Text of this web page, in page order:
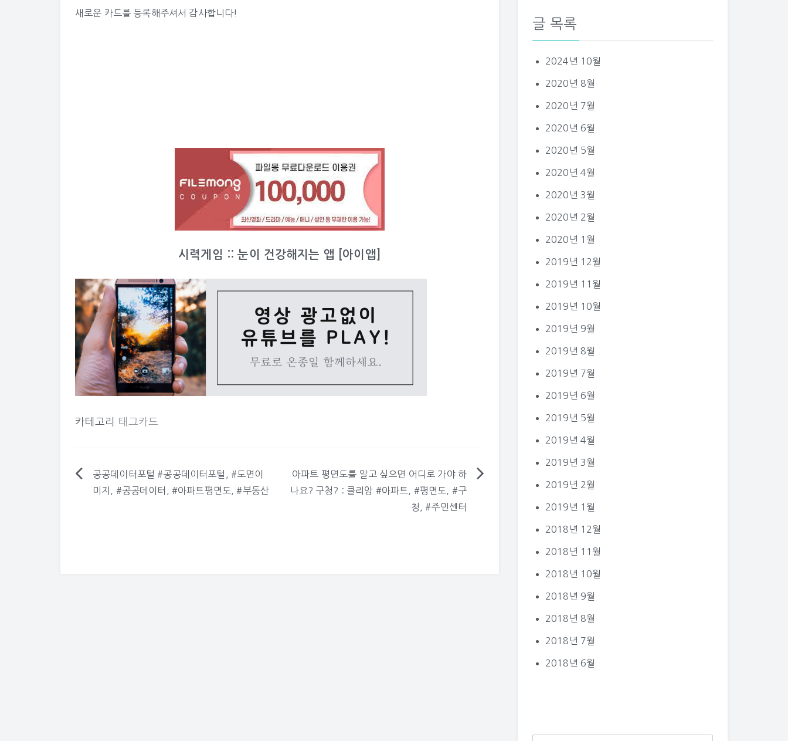
새로운 카드를 등록해주셔서 감사합니다!
시력게임 :: 눈이 건강해지는 앱 [아이앱]
카테고리 태그카드
글
공공데이터포털 #공공데이터포털, #도면이
미지, #공공데이터, #아파트평면도, #부동산
아파트 평면도를 알고 싶으면 어디로 가야 하
나요? 구청? : 클리앙 #아파트, #평면도, #구
청, #주민센터
글 목록
2024년 10월
2020년 8월
2020년 7월
2020년 6월
2020년 5월
2020년 4월
2020년 3월
2020년 2월
2020년 1월
2019년 12월
2019년 11월
2019년 10월
2019년 9월
2019년 8월
2019년 7월
2019년 6월
2019년 5월
2019년 4월
2019년 3월
2019년 2월
2019년 1월
2018년 12월
2018년 11월
2018년 10월
2018년 9월
2018년 8월
2018년 7월
2018년 6월